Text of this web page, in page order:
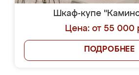
Шкаф-купе
Цена: от 55 000
ПОДРОБНЕЕ